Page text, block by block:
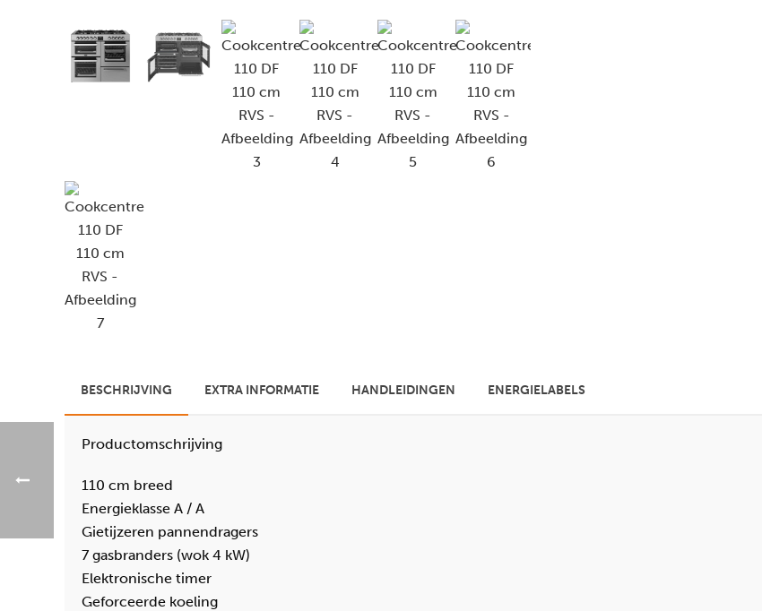
BESCHRIJVING EXTRA INFORMATIE HANDLEIDINGEN ENERGIELABELS
Productomschrijving
110 cm breed
Energieklasse A / A
Gietijzeren pannendragers
7 gasbranders (wok 4 kW)
Elektronische timer
Geforceerde koeling